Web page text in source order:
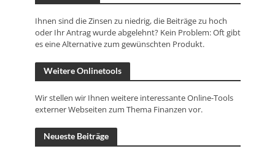
Ihnen sind die Zinsen zu niedrig, die Beiträge zu hoch
oder Ihr Antrag wurde abgelehnt? Kein Problem: Oft gibt
es eine Alternative zum gewünschten Produkt.
Weitere Onlinetools
Wir stellen wir Ihnen weitere interessante Online-Tools
externer Webseiten zum Thema Finanzen vor.
Neueste Beiträge